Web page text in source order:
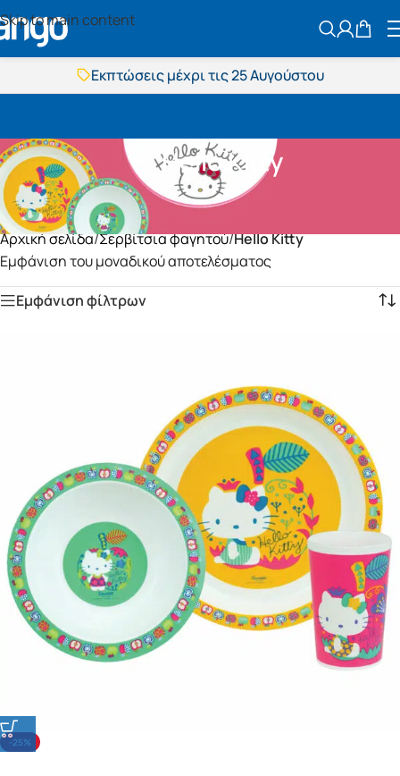
Skip to main content
Εκπτώσεις μέχρι τις 25 Αυγούστου
Δωρεάν μεταφορικά
Άμεση παράδοση
Εκπτώσεις μέχρι τις 25 Αυγούστου
Δωρεάν μεταφορικά
BOXNOW αποστολή
Άμεση παράδοση
Hello Kitty
Αρχική σελίδα/Σερβίτσια φαγητού/Hello Kitty
Εμφάνιση του μοναδικού αποτελέσματος
Εμφάνιση φίλτρων
-25%